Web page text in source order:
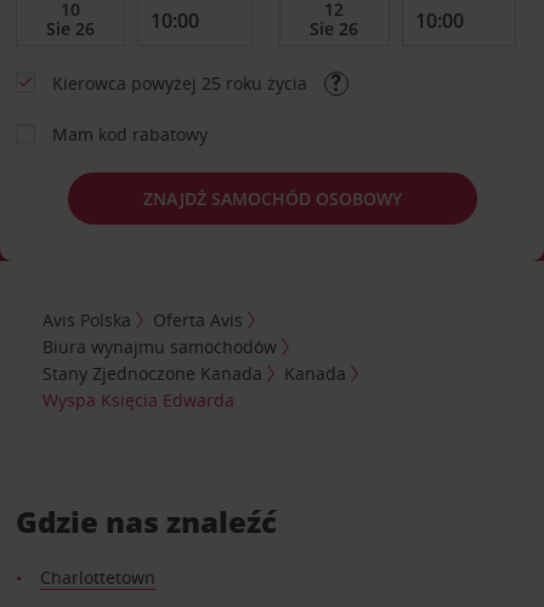
Kierowca powyżej 25 roku życia
Mam kod rabatowy
ZNAJDŹ SAMOCHÓD OSOBOWY
Avis Polska
Oferta Avis
Biura wynajmu samochodów
Stany Zjednoczone Kanada
Kanada
Wyspa Księcia Edwarda
Gdzie nas znaleźć
Charlottetown